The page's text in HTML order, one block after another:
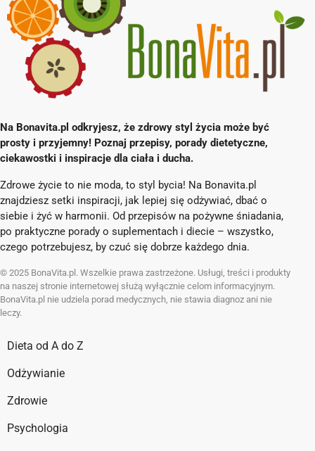
Na Bonavita.pl odkryjesz, że zdrowy styl życia może być
prosty i przyjemny! Poznaj przepisy, porady dietetyczne,
ciekawostki i inspiracje dla ciała i ducha.
Zdrowe życie to nie moda, to styl bycia! Na Bonavita.pl
znajdziesz setki inspiracji, jak lepiej się odżywiać, dbać o
siebie i żyć w harmonii. Od przepisów na pożywne śniadania,
po praktyczne porady o suplementach i diecie – wszystko,
czego potrzebujesz, by czuć się dobrze każdego dnia.
© 2025 BonaVita.pl. Wszelkie prawa zastrzeżone. Usługi, treści i produkty
na naszej stronie internetowej służą wyłącznie celom informacyjnym.
BonaVita.pl nie udziela porad medycznych, nie stawia diagnoz ani nie
leczy.
Dieta od A do Z
Odżywianie
Zdrowie
Psychologia